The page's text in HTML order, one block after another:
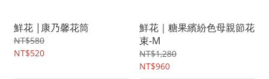
鮮花 |康乃馨花筒
NT$580
NT$520
鮮花｜糖果繽紛色母親節花
束-M
NT$1,280
NT$960